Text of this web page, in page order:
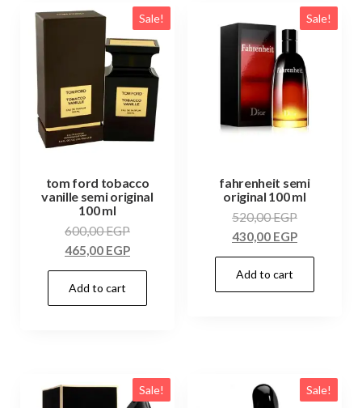
Sale!
tom ford tobacco
vanille semi original
100 ml
600,00EGP
465,00 EGP
Add to cart
Sale!
fahrenheit semi
original 100 ml
520,00EGP
430,00 EGP
Add to cart
Sale! Sale!